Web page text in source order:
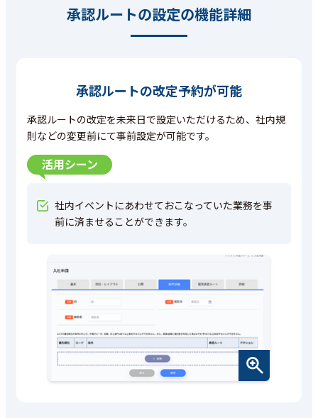
承認ルートの設定の機能詳細
承認ルートの改定予約が可能
承認ルートの改定を未来日で設定いただけるため、社内規
則などの変更前にて事前設定が可能です。
活用シーン
社内イベントにあわせておこなっていた業務を事
前に済ませることができます。